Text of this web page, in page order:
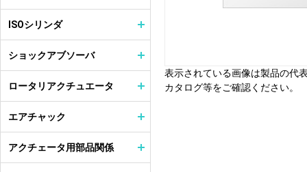
表示されている画像は製品の代
カタログ等をご確認ください。
ISOシリンダ
ショックアブソーバ
ロータリアクチュエータ
エアチャック
アクチェータ用部品関係